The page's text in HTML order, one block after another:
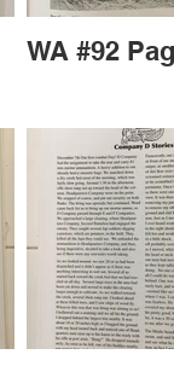
WA #92